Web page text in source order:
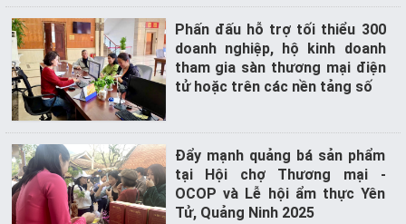
BẢN
ĐỒ
MUA
SẮM
Phấn đấu hỗ trợ tối thiểu 300
doanh nghiệp, hộ kinh doanh
tham gia sàn thương mại điện
tử hoặc trên các nền tảng số
Đẩy mạnh quảng bá sản phẩm
tại Hội chợ Thương mại -
OCOP và Lễ hội ẩm thực Yên
Tử, Quảng Ninh 2025